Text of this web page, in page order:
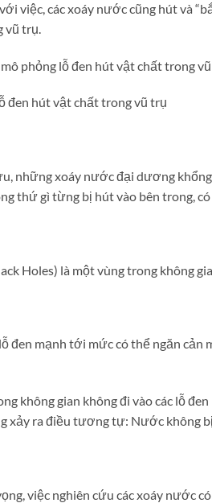
việc, các xoáy nước cũng hút và
vũ trụ.
đen hút vật chất trong vũ trụ
những xoáy nước đại dương
thứ gì từng bị hút vào bên trong,
Holes) là một vùng trong không
đen mạnh tới mức có thể ngăn cản
không gian không đi vào các lỗ
xảy ra điều tương tự: Nước không
việc nghiên cứu các xoáy nước